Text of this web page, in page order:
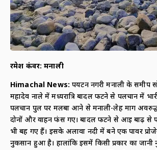
रमेश कंवर: मनाली
Himachal News:पर्यटन नगरी मनाली के समीप
महादेव नाले में मध्यरात्रि बादल फटने से पलचान में
पलचान पुल पर मलबा आने से मनाली-लेह मार्ग
दोनों और वाहन फंस गए। बादल फटने से आई बाढ़ से
भी बह गए हैं। इसके अलावा नदी में बने एक पावर
नुकसान हुआ है। हालांकि इसमें किसी प्रकार का